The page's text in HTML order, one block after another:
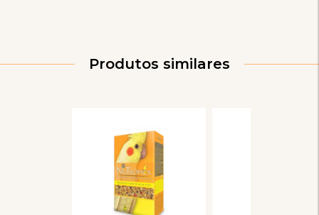
Produtos similares